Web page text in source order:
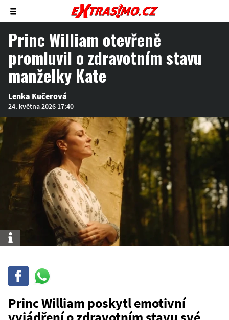
Zobrazit/skrýt
menu
Princ William otevřeně
promluvil o zdravotním stavu
manželky Kate
Lenka Kučerová
24. května 2026 17:40
Info
Sdílej
WhatsAppu
Princ William poskytl emotivní